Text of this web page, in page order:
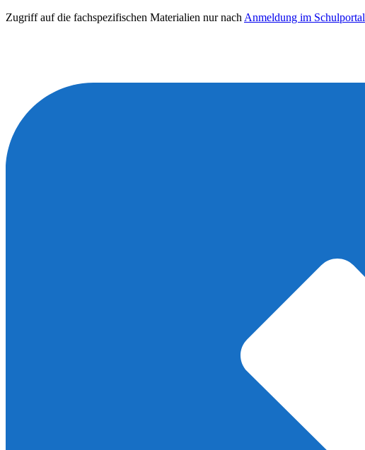
Zugriff auf die fachspezifischen Materialien nur nach Anmeldung im Schulportal